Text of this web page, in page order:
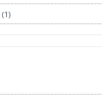
(1)